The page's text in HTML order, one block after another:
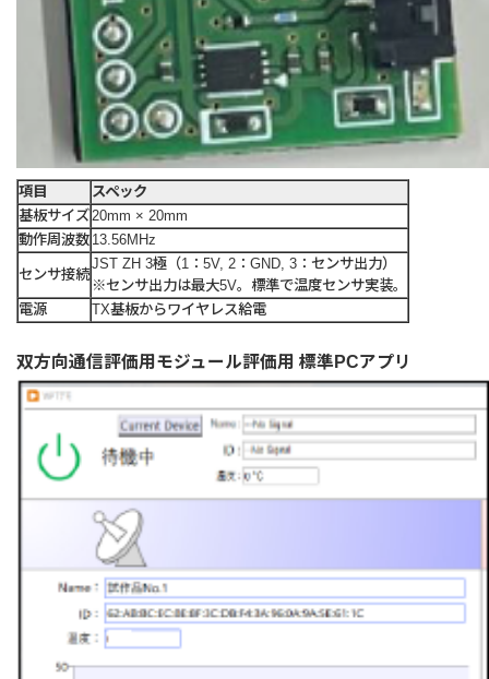
項目
スペック
基板サイズ20mm × 20mm
動作周波数 13.56MHz
センサ接続
JST ZH 3極（1：5V, 2：GND, 3：センサ出力）
※センサ出力は最大5V。標準で温度センサ実装。
電源
TX基板からワイヤレス給電
双方向通信評価用モジュール評価用 標準PCアプリ